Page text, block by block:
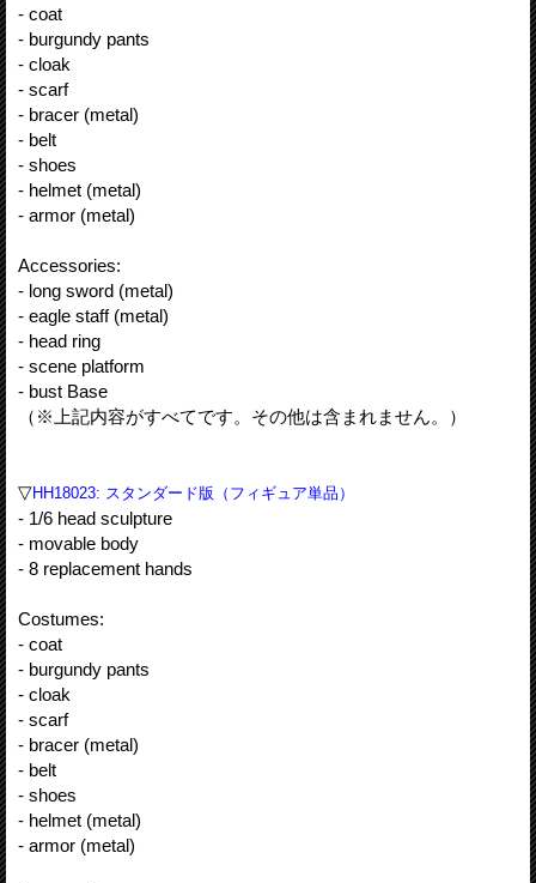
- coat
- burgundy pants
- cloak
- scarf
- bracer (metal)
- belt
- shoes
- helmet (metal)
- armor (metal)
Accessories:
- long sword (metal)
- eagle staff (metal)
- head ring
- scene platform
- bust Base
（※上記内容がすべてです。その他は含まれません。）
▽HH18023: スタンダード版（フィギュア単品）
- 1/6 head sculpture
- movable body
- 8 replacement hands
Costumes:
- coat
- burgundy pants
- cloak
- scarf
- bracer (metal)
- belt
- shoes
- helmet (metal)
- armor (metal)